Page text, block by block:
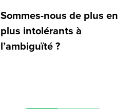
Sommes-nous de plus en
plus intolérants à
l’ambiguïté ?